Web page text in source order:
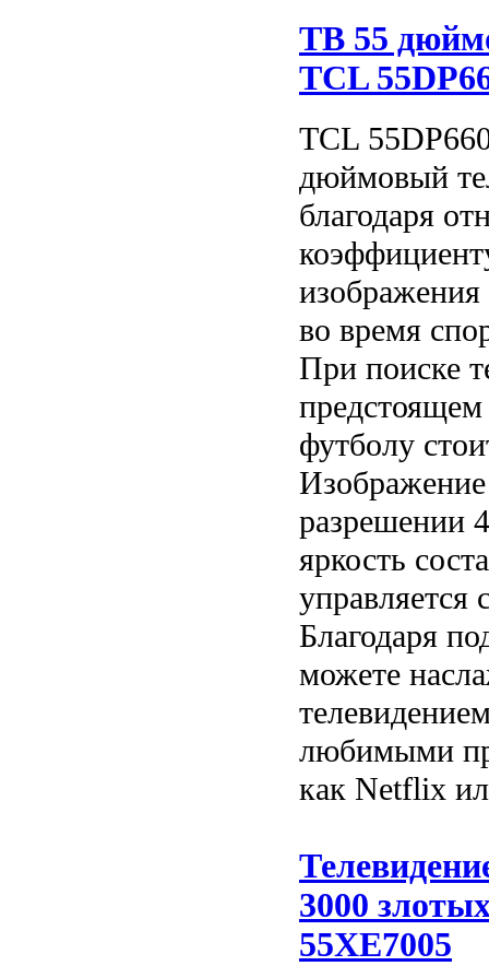
ТВ 55
TCL
TCL
дюймовый
благодаря
изображения
во время
При поиске
футболу
Изображение
разрешении
яркость
управляется
Благодаря
можете
любимыми
как Netflix
3000
55XE7005